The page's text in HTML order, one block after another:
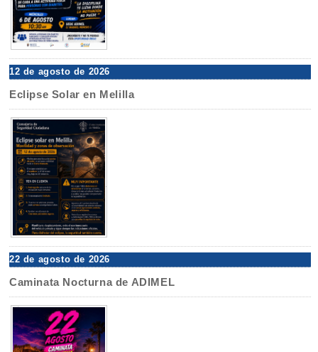
12 de agosto de 2026
Eclipse Solar en Melilla
22 de agosto de 2026
Caminata Nocturna de ADIMEL